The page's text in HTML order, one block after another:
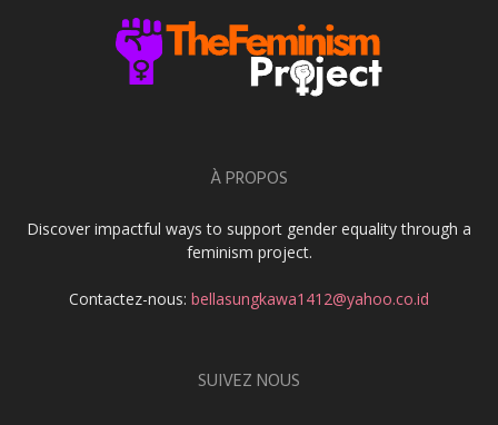
À PROPOS
Discover impactful ways to support gender equality through a
feminism project.
Contactez-nous: bellasungkawa1412@yahoo.co.id
SUIVEZ NOUS